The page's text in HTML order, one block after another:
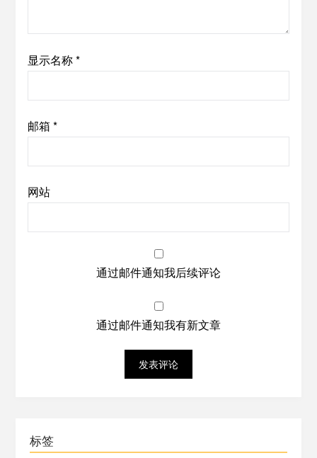
显示名称*
邮箱 *
网站
通过邮件通知我后续评论
通过邮件通知我有新文章
标签